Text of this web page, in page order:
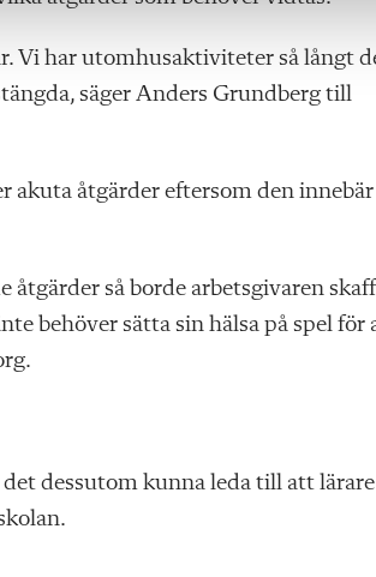
Vi har utomhusaktiviteter så långt
säger Anders Grundberg till
akuta åtgärder eftersom den innebär
så borde arbetsgivaren
behöver sätta sin hälsa på spel för
dessutom kunna leda till att lärare